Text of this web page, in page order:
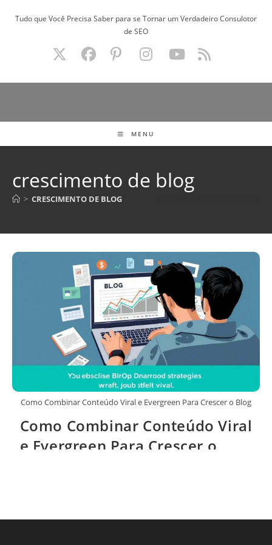
paraTudo que Você Precisa Saber para se Tornar um Verdadeiro Consulotor
de SEO
MENU
crescimento de blog
> CRESCIMENTO DE BLOG
Como Combinar Conteúdo Viral e Evergreen Para Crescer o Blog
Como Combinar Conteúdo Viral
e Evergreen Para Crescer o